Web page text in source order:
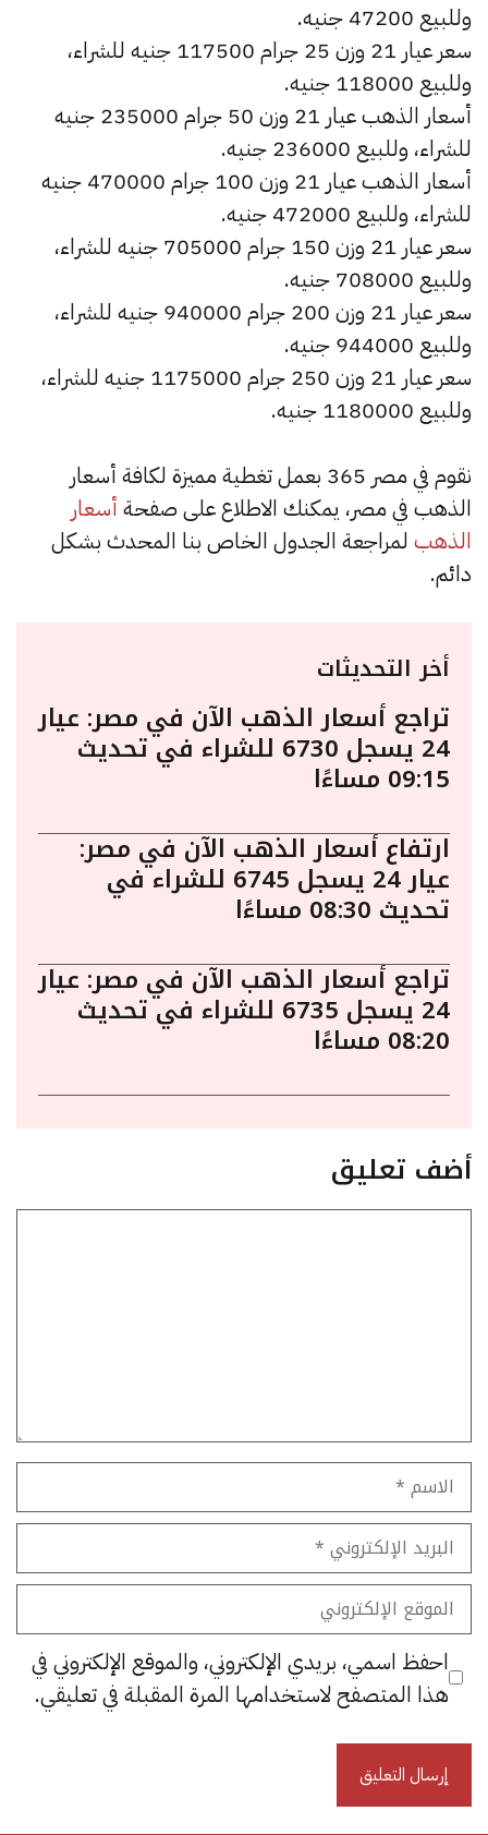
وللبيع 47200 جنيه.
سعر عيار 21 وزن 25 جرام 117500 جنيه للشراء،
وللبيع 118000 جنيه.
أسعار الذهب عيار 21 وزن 50 جرام 235000 جنيه
للشراء، وللبيع 236000 جنيه.
أسعار الذهب عيار 21 وزن 100 جرام 470000 جنيه
للشراء، وللبيع 472000 جنيه.
سعر عيار 21 وزن 150 جرام 705000 جنيه للشراء،
وللبيع 708000 جنيه.
سعر عيار 21 وزن 200 جرام 940000 جنيه للشراء،
وللبيع 944000 جنيه.
سعر عيار 21 وزن 250 جرام 1175000 جنيه للشراء،
وللبيع 1180000 جنيه.
نقوم في مصر 365 بعمل تغطية مميزة لكافة أسعار
الذهب في مصر، يمكنك الاطلاع على صفحة أسعار
الذهب لمراجعة الجدول الخاص بنا المحدث بشكل
دائم.
أخر التحديثات
تراجع أسعار الذهب الآن في مصر: عيار
24 يسجل 6730 للشراء في تحديث
09:15 مساءًا
ارتفاع أسعار الذهب الآن في مصر:
عيار 24 يسجل 6745 للشراء في
تحديث 08:30 مساءًا
تراجع أسعار الذهب الآن في مصر: عيار
24 يسجل 6735 للشراء في تحديث
08:20 مساءًا
أضف تعليق
الاسم
البريد
الإلكتروني
الموقع
الإلكتروني
احفظ اسمي، بريدي الإلكتروني، والموقع الإلكتروني في
هذا المتصفح لاستخدامها المرة المقبلة في تعليقي.